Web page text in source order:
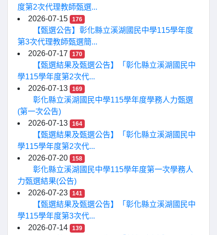
度第2次代理教師甄選...
2026-07-15
176
【甄選公告】彰化縣立溪湖國民中學115學年度
第3次代理教師甄選簡...
2026-07-17
170
【甄選結果及甄選公告】「彰化縣立溪湖國民中
學115學年度第2次代...
2026-07-13
169
彰化縣立溪湖國民中學115學年度學務人力甄選
(第一次公告)
2026-07-13
164
【甄選結果及甄選公告】「彰化縣立溪湖國民中
學115學年度第2次代...
2026-07-20
158
彰化縣立溪湖國民中學115學年度第一次學務人
力甄選結果(公告)
2026-07-23
141
【甄選結果及甄選公告】「彰化縣立溪湖國民中
學115學年度第3次代...
2026-07-14
139